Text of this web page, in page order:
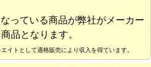
なっている商品が弊社がメーカー
品となります。
イトとして適格販売により収入を得ています。